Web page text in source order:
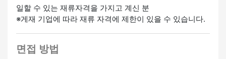
일할 수 있는 재류자격을 가지고 계신 분
※게재 기업에 따라 재류 자격에 제한이 있을 수 있습니다.
면접 방법